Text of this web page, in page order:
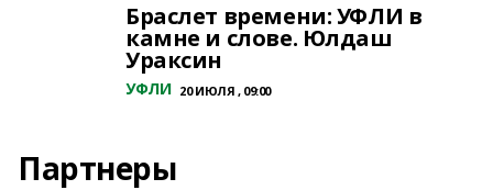
Браслет времени: УФЛИ в
камне и слове. Юлдаш
Ураксин
УФЛИ 20 ИЮЛЯ , 09:00
Партнеры